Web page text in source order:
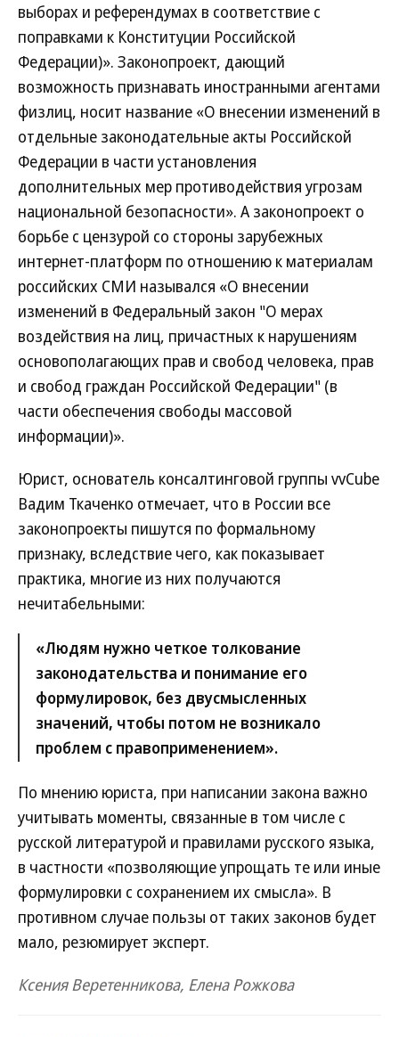
выборах и референдумах в соответствие с
поправками к Конституции Российской
Федерации)». Законопроект, дающий
возможность признавать иностранными агентами
физлиц, носит название «О внесении изменений в
отдельные законодательные акты Российской
Федерации в части установления
дополнительных мер противодействия угрозам
национальной безопасности». А законопроект о
борьбе с цензурой со стороны зарубежных
интернет-платформ по отношению к материалам
российских СМИ назывался «О внесении
изменений в Федеральный закон "О мерах
воздействия на лиц, причастных к нарушениям
основополагающих прав и свобод человека, прав
и свобод граждан Российской Федерации" (в
части обеспечения свободы массовой
информации)».
Юрист, основатель консалтинговой группы vvCube
Вадим Ткаченко отмечает, что в России все
законопроекты пишутся по формальному
признаку, вследствие чего, как показывает
практика, многие из них получаются
нечитабельными:
«Людям нужно четкое толкование
законодательства и понимание его
формулировок, без двусмысленных
значений, чтобы потом не возникало
проблем с правоприменением».
По мнению юриста, при написании закона важно
учитывать моменты, связанные в том числе с
русской литературой и правилами русского языка,
в частности «позволяющие упрощать те или иные
формулировки с сохранением их смысла». В
противном случае пользы от таких законов будет
мало, резюмирует эксперт.
Ксения Веретенникова, Елена Рожкова